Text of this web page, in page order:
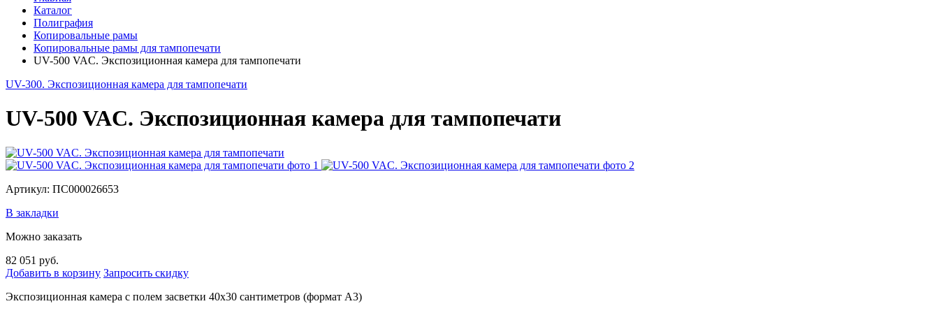
Каталог
Полиграфия
Копировальные рамы
Копировальные рамы для тампопечати
UV-500 VAC. Экспозиционная камера для тампопечати
UV-300. Экспозиционная камера для тампопечати
UV-500 VAC. Экспозиционная камера для тампопечати
Артикул: ПС000026653
В закладки
Можно заказать
82 051 руб.
Добавить в корзину Запросить скидку
Экспозиционная камера с полем засветки 40х30 сантиметров (формат А3)